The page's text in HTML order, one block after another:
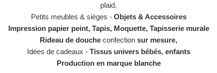
plaid,
Petits meubles & sièges - Objets & Accessoires
Impression papier peint, Tapis, Moquette, Tapisserie murale
Rideau de douche confection sur mesure,
Idées de cadeaux - Tissus univers bébés, enfants
Production en marque blanche